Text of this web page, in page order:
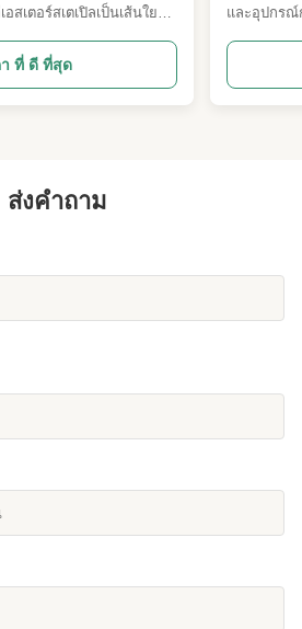
เตอร์สเตเปิลเป็นเส้นใย
ภาพและความสม่ำเสมอที่
อร์สเตเปิลบริสุทธิ์นี้มีความ
ที่ ดี ที่สุด
และอุปกรณ์
ผลงานได้อ
ส่งคำถาม